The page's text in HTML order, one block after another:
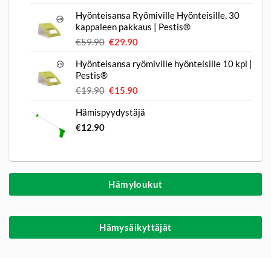
Hyönteisansa Ryömiville Hyönteisille, 30
kappaleen pakkaus | Pestis®
€59.90 Alkuperäinen
oli:
€29.90
on:
Hyönteisansa ryömiville hyönteisille 10 kpl |
Pestis®
€19.90 Alkuperäinen
oli:
€15.90
on:
Hämispyydystäjä
€12.90
Hämyloukut
Hämysäikyttäjät